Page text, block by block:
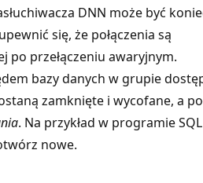
DNN może być
się, że połączenia są
przełączeniu awaryjnym.
bazy danych w grupie
zamknięte i wycofane, a
. Na przykład w programie
nowe.